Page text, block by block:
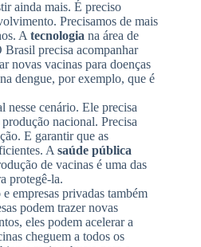
ainda mais. É preciso
Precisamos de mais
A tecnologia na área de
precisa acompanhar
novas vacinas para doenças
dengue, por exemplo, que é
nesse cenário. Ele precisa
nacional. Precisa
E garantir que as
A saúde pública
de vacinas é uma das
protegê-la.
empresas privadas também
podem trazer novas
eles podem acelerar a
cheguem a todos os